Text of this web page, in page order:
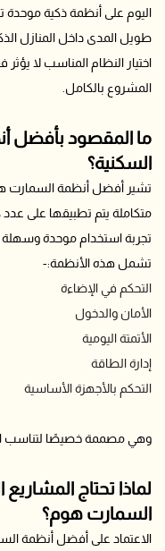
اليوم على أنظمة ذكية موحدة
طويل المدى داخل المنازل
اختيار النظام المناسب لا
المشروع بالكامل.
ما المقصود بأفضل
السكنية؟
تشير أفضل أنظمة السمارت
متكاملة يتم تطبيقها على
تجربة استخدام موحدة
تشمل هذه الأنظمة:-
التحكم في الإضاءة
الأمان والدخول
الأتمتة اليومية
إدارة الطاقة
التحكم بالأجهزة الأساسية
وهي مصممة خصيصًا لتناسب
لماذا تحتاج
السمارت هوم؟
الاعتماد على أفضل أنظمة